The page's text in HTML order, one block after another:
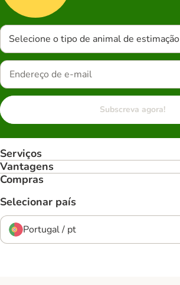
Selecione o tipo de animal de estimação
Subscreva agora!
Serviços
Vantagens
Compras
Selecionar país
Portugal / pt